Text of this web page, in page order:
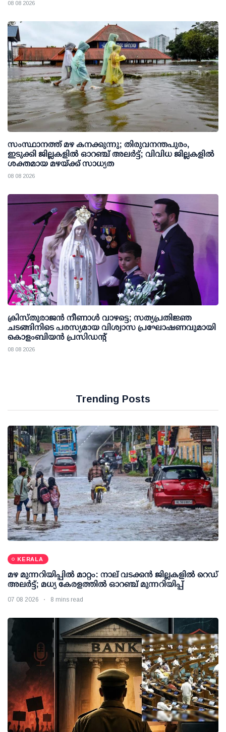
08 08 2026
സംസ്ഥാനത്ത് മഴ കനക്കുന്നു; തിരുവനന്തപുരം,
ഇടുക്കി ജില്ലകളിൽ ഓറഞ്ച് അലർട്ട്; വിവിധ ജില്ലകളിൽ
ശക്തമായ മഴയ്ക്ക് സാധ്യത
08 08 2026
ക്രിസ്തുരാജൻ നീണാൾ വാഴട്ടെ; സത്യപ്രതിജ്ഞ
ചടങ്ങിനിടെ പരസ്യമായ വിശ്വാസ പ്രഘോഷണവുമായി
കൊളംബിയൻ പ്രസിഡന്റ്
08 08 2026
Trending Posts
KERALA
മഴ മുന്നറിയിപ്പില്‍ മാറ്റം: നാല് വടക്കന്‍ ജില്ലകളില്‍ റെഡ്
അലര്‍ട്ട്; മധ്യ കേരളത്തില്‍ ഓറഞ്ച് മുന്നറിയിപ്പ്
07 08 2026 8 mins read